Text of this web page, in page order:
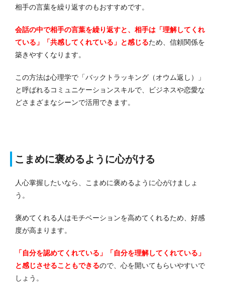
相手の言葉を繰り返すのもおすすめです。
会話の中で相手の言葉を繰り返すと、相手は「理解してくれ
ている」「共感してくれている」と感じるため、信頼関係を
築きやすくなります。
この方法は心理学で「バックトラッキング（オウム返し）」
と呼ばれるコミュニケーションスキルで、ビジネスや恋愛な
どさまざまなシーンで活用できます。
こまめに褒めるように心がける
人心掌握したいなら、こまめに褒めるように心がけましょ
う。
褒めてくれる人はモチベーションを高めてくれるため、好感
度が高まります。
「自分を認めてくれている」「自分を理解してくれている」
と感じさせることもできるので、心を開いてもらいやすいで
しょう。